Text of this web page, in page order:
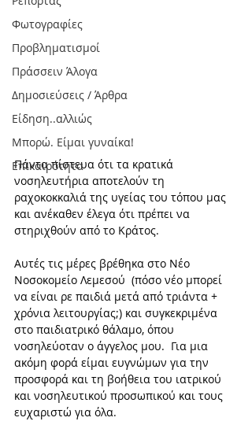
Φωτογραφίες
Προβληματισμοί
Πράσσειν Άλογα
Δημοσιεύσεις / Άρθρα
Είδηση..αλλιώς
Μπορώ. Είμαι γυναίκα!
Επικαιρότητα
Πάντα πίστευα ότι τα κρατικά
νοσηλευτήρια αποτελούν τη
ραχοκοκκαλιά της υγείας του τόπου μας
και ανέκαθεν έλεγα ότι πρέπει να
στηριχθούν από το Κράτος.
Αυτές τις μέρες βρέθηκα στο Νέο
Νοσοκομείο Λεμεσού  (πόσο νέο μπορεί
να είναι ρε παιδιά μετά από τριάντα +
χρόνια λειτουργίας;) και συγκεκριμένα
στο παιδιατρικό θάλαμο, όπου
νοσηλεύοταν ο άγγελος μου.  Για μια
ακόμη φορά είμαι ευγνώμων για την
προσφορά και τη βοήθεια του ιατρικού
και νοσηλευτικού προσωπικού και τους
ευχαριστώ για όλα.